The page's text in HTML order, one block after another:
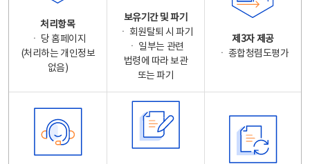
처리항목
ㆍ 당 홈페이지
(처리하는 개인정보
없음)
보유기간 및 파기
ㆍ 회원탈퇴 시 파기
ㆍ 일부는 관련
법령에 따라 보관
또는 파기
제3자 제공
ㆍ 종합청렴도평가